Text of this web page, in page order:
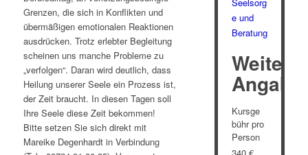
Grenzen, die sich in Konflikten und
übermäßigen emotionalen Reaktionen
ausdrücken. Trotz erlebter Begleitung
scheinen uns manche Probleme zu
„verfolgen“. Daran wird deutlich, dass
Heilung unserer Seele ein Prozess ist,
der Zeit braucht. In diesen Tagen soll
Ihre Seele diese Zeit bekommen!
Bitte setzen Sie sich direkt mit
Mareike Degenhardt in Verbindung
e und
Beratung
Weitere
Kursge
bühr pro
Person